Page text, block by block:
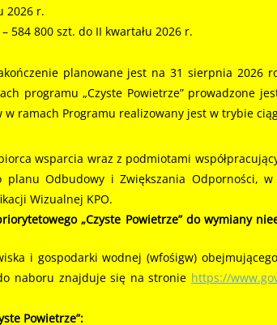
2026 r.
800 szt. do II kwartału 2026 r.
planowane jest na 31 sierpnia 2026
programu „Czyste Powietrze” prowadzone
ramach Programu realizowany jest w trybie
wsparcia wraz z podmiotami
Odbudowy i Zwiększania Odporności,
Wizualnej KPO.
„Czyste Powietrze” do wymiany
i gospodarki wodnej (wfośigw)
naboru znajduje się na stronie https://
Powietrze”: